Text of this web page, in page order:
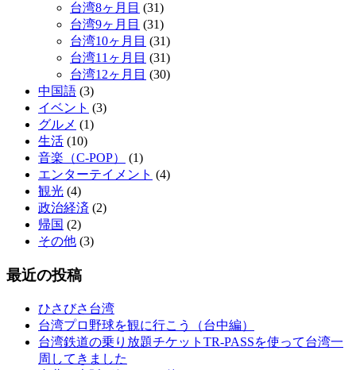
台湾8ヶ月目 (31)
台湾9ヶ月目 (31)
台湾10ヶ月目 (31)
台湾11ヶ月目 (31)
台湾12ヶ月目 (30)
中国語 (3)
イベント (3)
グルメ (1)
生活 (10)
音楽（C-POP）
(1)
エンターテイメント (4)
観光 (4)
政治経済 (2)
帰国 (2)
その他 (3)
最近の投稿
ひさびさ台湾
台湾プロ野球を観に行こう（台中編）
台湾鉄道の乗り放題チケットTR-PASSを使って台湾一
周してきました